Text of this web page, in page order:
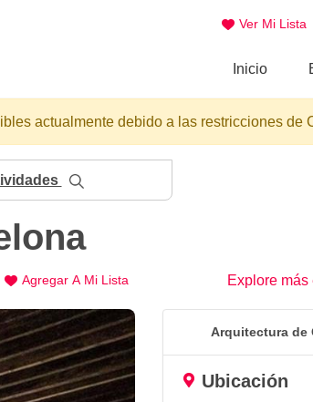
Ver Mi Lista
Inicio
actualmente debido a las restricciones de
Agregar A Mi Lista Explore
Arquitectura de
Ubicación